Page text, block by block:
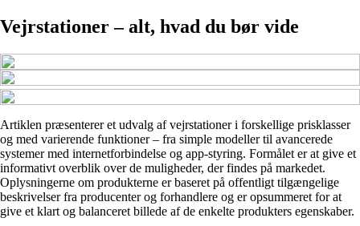
Vejrstationer – alt, hvad du bør vide
Artiklen præsenterer et udvalg af vejrstationer i forskellige prisklasser
og med varierende funktioner – fra simple modeller til avancerede
systemer med internetforbindelse og app-styring. Formålet er at give et
informativt overblik over de muligheder, der findes på markedet.
Oplysningerne om produkterne er baseret på offentligt tilgængelige
beskrivelser fra producenter og forhandlere og er opsummeret for at
give et klart og balanceret billede af de enkelte produkters egenskaber.